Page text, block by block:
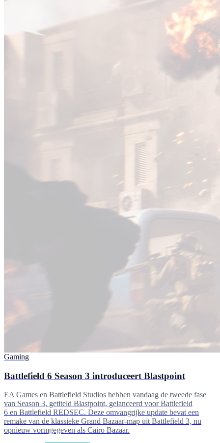
Gaming
Battlefield 6 Season 3 introduceert Blastpoint
EA Games en Battlefield Studios hebben vandaag de tweede fase
van Season 3, getiteld Blastpoint, gelanceerd voor Battlefield
6 en Battlefield REDSEC. Deze omvangrijke update bevat een
remake van de klassieke Grand Bazaar-map uit Battlefield 3, nu
opnieuw vormgegeven als Cairo Bazaar.